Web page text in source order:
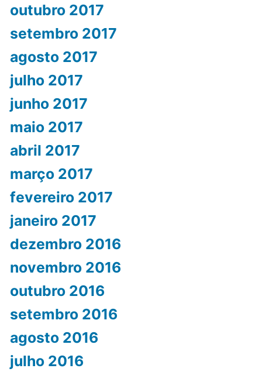
outubro 2017
setembro 2017
agosto 2017
julho 2017
junho 2017
maio 2017
abril 2017
março 2017
fevereiro 2017
janeiro 2017
dezembro 2016
novembro 2016
outubro 2016
setembro 2016
agosto 2016
julho 2016